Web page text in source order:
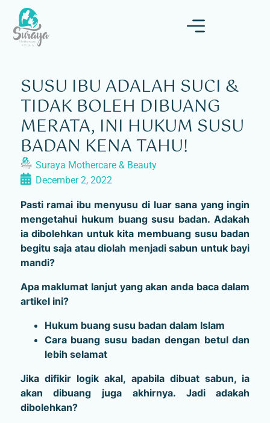
SUSU IBU ADALAH SUCI &
TIDAK BOLEH DIBUANG
MERATA, INI HUKUM SUSU
BADAN KENA TAHU!
Suraya Mothercare & Beauty
December 2, 2022
Pasti ramai ibu menyusu di luar sana yang ingin
mengetahui hukum buang susu badan. Adakah
ia dibolehkan untuk kita membuang susu badan
begitu saja atau diolah menjadi sabun untuk bayi
mandi?
Apa maklumat lanjut yang akan anda baca dalam
artikel ini?
Hukum buang susu badan dalam Islam
Cara buang susu badan dengan betul dan
lebih selamat
Jika difikir logik akal, apabila dibuat sabun, ia
akan dibuang juga akhirnya. Jadi adakah
dibolehkan?